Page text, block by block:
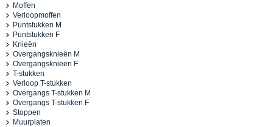
Moffen
Verloopmoffen
Puntstukken M
Puntstukken F
Knieën
Overgangsknieën M
Overgangsknieën F
T-stukken
Verloop T-stukken
Overgangs T-stukken M
Overgangs T-stukken F
Stoppen
Muurplaten